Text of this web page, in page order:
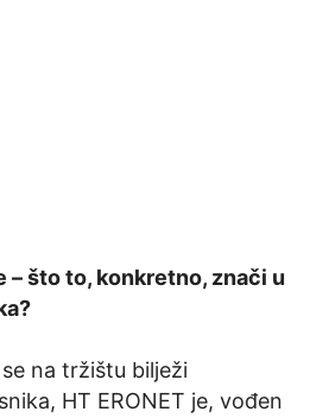
– što to, konkretno, znači u
na tržištu bilježi
HT ERONET je, vođen